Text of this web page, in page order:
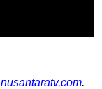
nusantaratv.com.